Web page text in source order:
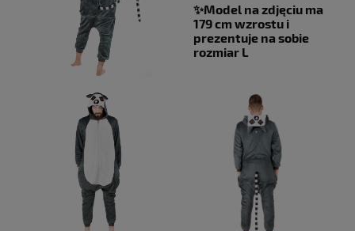
✨Model na zdjęciu ma
179 cm wzrostu i
prezentuje na sobie
rozmiar L